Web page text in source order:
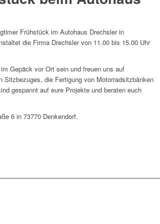
Frühstück im Autohaus Drechsler in
die Firma Drechsler von 11.00 bis 15.00 Uhr
Gepäck vor Ort sein und freuen uns auf
die Fertigung von Motorradsitzbänken
gespannt auf eure Projekte und beraten euch
6 in 73770 Denkendorf.